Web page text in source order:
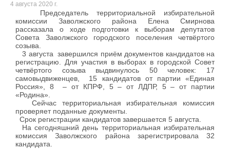
4 августа 2020 г.
Председатель территориальной избирательной
комиссии Заволжского района Елена Смирнова
рассказала о ходе подготовки к выборам депутатов
Совета Заволжского городского поселения четвёртого
созыва.
3 августа завершился приём документов кандидатов на
регистрацию. Для участия в выборах в городской Совет
четвёртого созыва выдвинулось 50 человек: 17
самовыдвиженцев, 15 кандидатов от партии «Единая
Россия», 8 – от КПРФ, 5 – от ЛДПР, 5 – от партии
«Родина».
Сейчас территориальная избирательная комиссия
проверяет поданные документы.
Срок регистрации кандидатов завершается 5 августа.
На сегодняшний день территориальная избирательная
комиссия Заволжского района зарегистрировала 32
кандидата.